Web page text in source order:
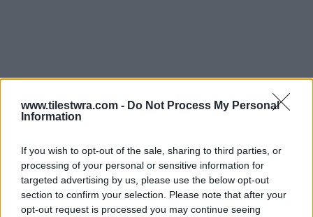
www.tilestwra.com - Do Not Process My Personal
Information
If you wish to opt-out of the sale, sharing to third parties, or
processing of your personal or sensitive information for
targeted advertising by us, please use the below opt-out
section to confirm your selection. Please note that after your
opt-out request is processed you may continue seeing